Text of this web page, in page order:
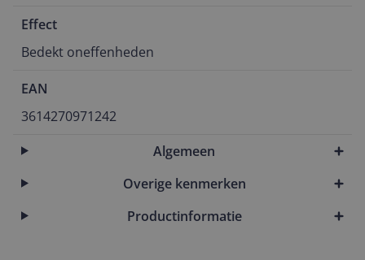
Effect
Bedekt oneffenheden
EAN
3614270971242
Algemeen
Overige kenmerken
Productinformatie